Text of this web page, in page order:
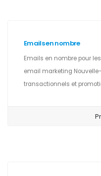
Emails en nombre
Emails en nombre pour
email marketing
transactionnels et